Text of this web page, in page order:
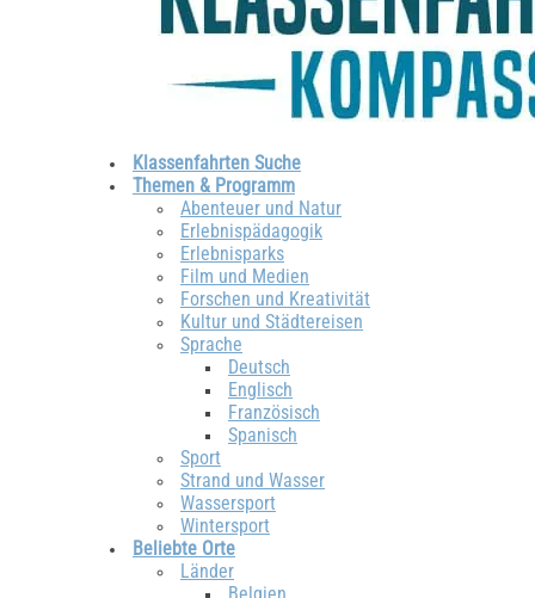
Klassenfahrten Suche
Themen & Programm
Abenteuer und Natur
Erlebnispädagogik
Erlebnisparks
Film und Medien
Forschen und Kreativität
Kultur und Städtereisen
Sprache
Deutsch
Englisch
Französisch
Spanisch
Sport
Strand und Wasser
Wassersport
Wintersport
Beliebte Orte
Länder